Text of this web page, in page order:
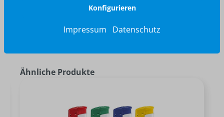
Ähnliche Produkte
Konfigurieren
Impressum Datenschutz